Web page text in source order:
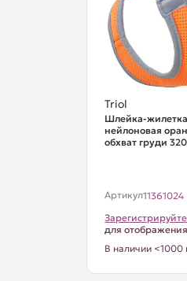
Triol
Шлейка-
нейлоновая
обхват груди
Артикул11361024
для
В наличии <1000